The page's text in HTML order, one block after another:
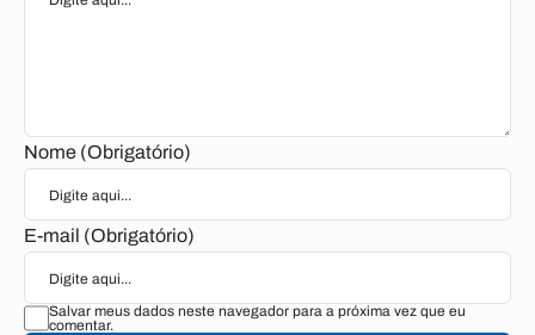
Nome (Obrigatório)
E-mail (Obrigatório)
Salvar meus dados neste navegador para a próxima vez que eu
comentar.